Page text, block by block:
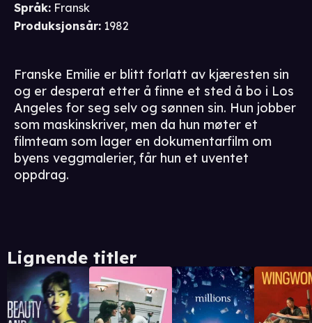
Språk: Fransk
Produksjonsår: 1982
Franske Emilie er blitt forlatt av kjæresten sin
og er desperat etter å finne et sted å bo i Los
Angeles for seg selv og sønnen sin. Hun jobber
som maskinskriver, men da hun møter et
filmteam som lager en dokumentarfilm om
byens veggmalerier, får hun et uventet
oppdrag.
Lignende titler